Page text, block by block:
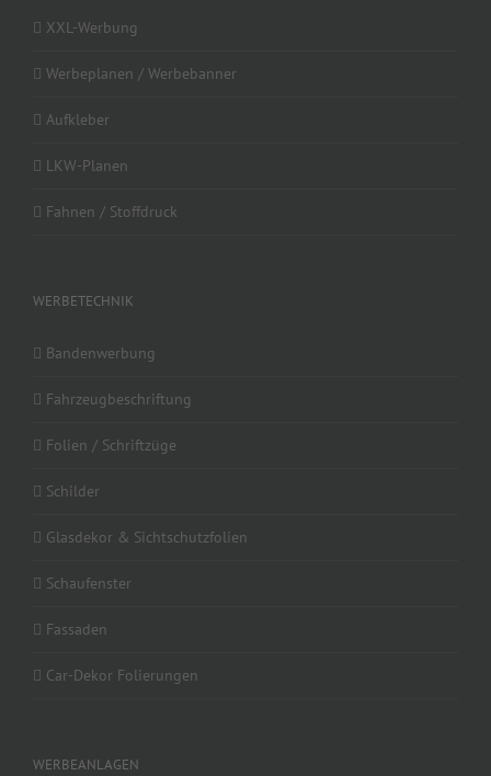
XXL-Werbung
Werbeplanen / Werbebanner
Aufkleber
LKW-Planen
Fahnen / Stoffdruck
WERBETECHNIK
Bandenwerbung
Fahrzeugbeschriftung
Folien / Schriftzüge
Schilder
Glasdekor & Sichtschutzfolien
Schaufenster
Fassaden
Car-Dekor Folierungen
WERBEANLAGEN